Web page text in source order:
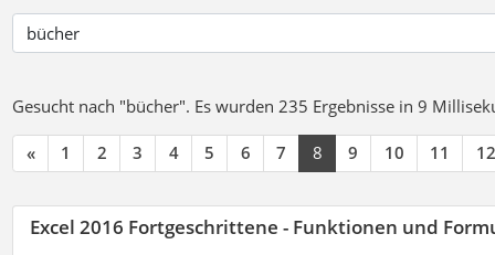
Gesucht nach "bücher". Es wurden 235 Ergebnisse in 9
« 1 2 3 4 5 6 7 8 9 10 11 12
Excel 2016 Fortgeschrittene - Funktionen und